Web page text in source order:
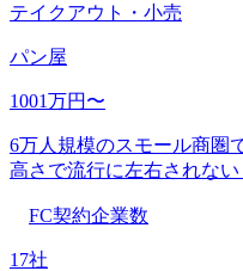
テイクアウト・小売
パン屋
1001万円〜
6万人規模のスモール商圏
高さで流行に左右されない
FC契約企業数
17社